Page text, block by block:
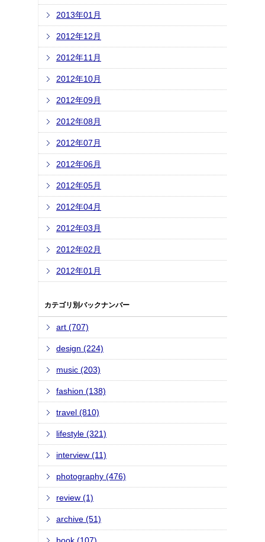
2013年01月
2012年12月
2012年11月
2012年10月
2012年09月
2012年08月
2012年07月
2012年06月
2012年05月
2012年04月
2012年03月
2012年02月
2012年01月
カテゴリ別バックナンバー
art (707)
design (224)
music (203)
fashion (138)
travel (810)
lifestyle (321)
interview (11)
photography (476)
review (1)
archive (51)